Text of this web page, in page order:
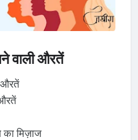
वाली औरतें
औरतें
का मिज़ाज